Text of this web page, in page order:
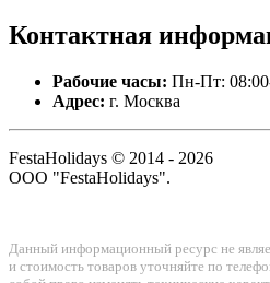
Контактная
Рабочие часы: Пн-Пт:
Адрес: г. Москва
FestaHolidays © 2014 - 2026
ООО "FestaHolidays".
Данный информационный ресурс не
и стоимость товаров уточняйте по